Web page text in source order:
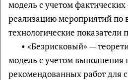
модель с учетом фактических
реализацию мероприятий по
технологические показатели
• «Безрисковый» —
модель с учетом выполнения
рекомендованных работ для